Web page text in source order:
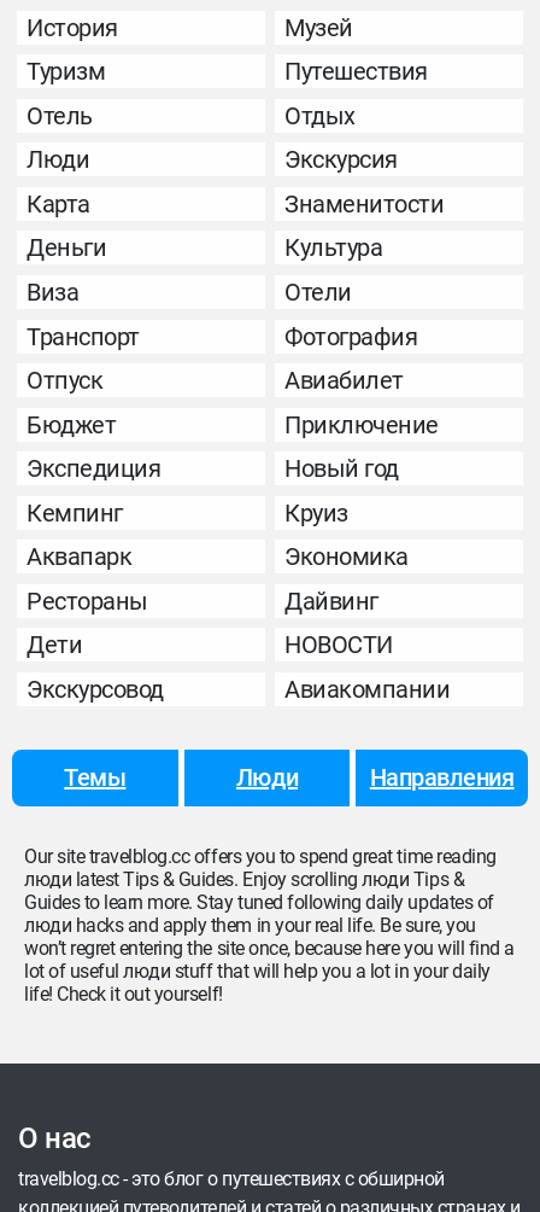
История
Музей
Туризм
Путешествия
Отель
Отдых
Люди
Экскурсия
Карта
Знаменитости
Деньги
Культура
Виза
Отели
Транспорт
Фотография
Отпуск
Авиабилет
Бюджет
Приключение
Экспедиция
Новый год
Кемпинг
Круиз
Аквапарк
Экономика
Рестораны
Дайвинг
Дети
НОВОСТИ
Экскурсовод
Авиакомпании
Темы Люди Направления
Our site travelblog.cc offers you to spend great time reading
люди latest Tips & Guides. Enjoy scrolling люди Tips &
Guides to learn more. Stay tuned following daily updates of
люди hacks and apply them in your real life. Be sure, you
won’t regret entering the site once, because here you will find a
lot of useful люди stuff that will help you a lot in your daily
life! Check it out yourself!
О нас
travelblog.cc - это блог о путешествиях с обширной